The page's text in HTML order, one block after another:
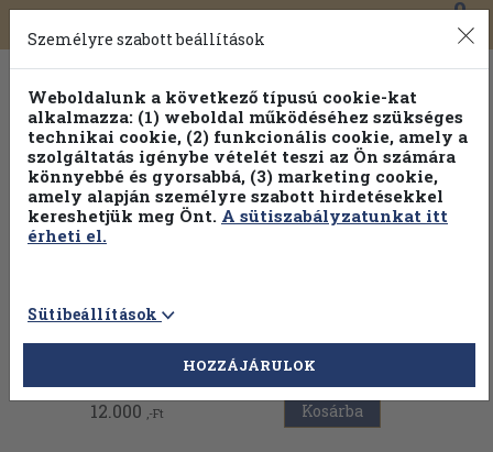
Toggle
navigation
0
Válogasson több mint 30 000 kötet közül
Hobbi témakörökben20% kedvezménnyel!
Vissza az előző oldalra
12.000 ,-Ft Kosárba
Személyre szabott beállítások
Weboldalunk a következő típusú cookie-kat
alkalmazza: (1) weboldal működéséhez szükséges
technikai cookie, (2) funkcionális cookie, amely a
szolgáltatás igénybe vételét teszi az Ön számára
könnyebbé és gyorsabbá, (3) marketing cookie,
amely alapján személyre szabott hirdetésekkel
kereshetjük meg Önt. A sütiszabályzatunkat itt
érheti el.
Sütibeállítások
HOZZÁJÁRULOK